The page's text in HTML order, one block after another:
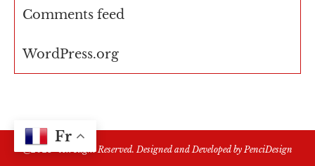
Comments feed
WordPress.org
@2021 - All Right Reserved. Designed and Developed by PenciDesign
Fr